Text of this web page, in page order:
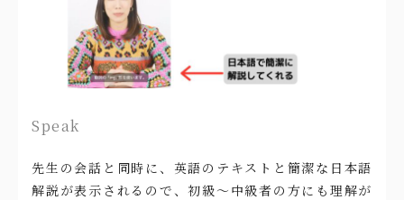
Speak
先生の会話と同時に、英語のテキストと簡潔な日本語
解説が表示されるので、初級〜中級者の方にも理解が